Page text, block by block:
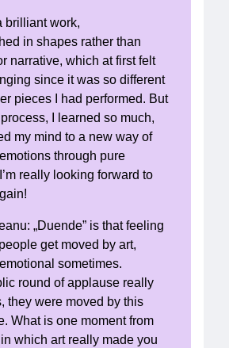
brilliant work,
in shapes rather than
narrative, which at first felt
since it was so different
pieces I had performed. But
I learned so much,
my mind to a new way of
through pure
really looking forward to
„Duende” is that feeling
get moved by art,
sometimes.
round of applause really
they were moved by this
What is one moment from
which art really made you